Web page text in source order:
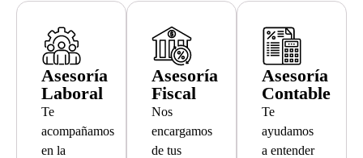
Asesoría
Laboral
Te
acompañamos
en la
Asesoría
Fiscal
Nos
encargamos
de tus
Asesoría
Contable
Te
ayudamos
a entender